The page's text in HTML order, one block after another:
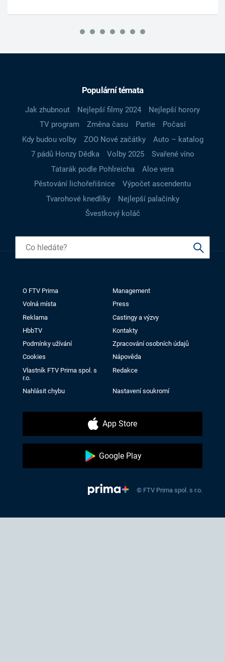
Populární témata
Jak zhubnout Nejlepší filmy 2024
Nejlepší horory
TV program
Změna času Partie
Počasí
Kdy budou volby
ZOO Nové začátky
Auto – katalog
7 pádů Honzy Dědka
Volby 2025
Svařené víno
Tatarák podle Pohlreicha
Aloe vera
Pěstování lichořeřišnice
Výpočet ascendentu
Tvarohové knedlíky
Nejlepší palačinky
Švestkový koláč
O FTV Prima
Management
Volná místa
Press
Reklama
Castingy a výzvy
HbbTV
Kontakty
Podmínky užívání
Zpracování osobních údajů
Cookies
Nápověda
Vlastník FTV Prima spol. s
r.o.
Redakce
Nahlásit chybu Nastavení soukromí
App Store
Google Play
© FTV Prima spol. s r.o.